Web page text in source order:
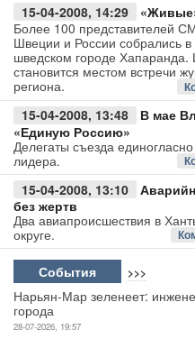
Спорт
Контакты
15-04-2008, 14:29
Более 100 представителей
Швеции и России собрались
шведском городе
становится местом встречи
региона.
15-04-2008, 13:48
В мае
«Единую Россию»
Делегаты съезда
лидера.
15-04-2008, 13:10
без жертв
Два авиапроисшествия в
округе.
События >>>
Нарьян-Мар зеленеет:
города
28-07-2026, 19:57